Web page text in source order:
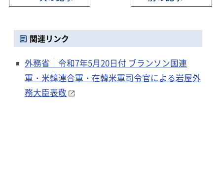
関連リンク
外務省｜令和7年5月20日付 ブランソン国連
軍・米韓連合軍・在韓米軍司令官による岩屋外
務大臣表敬